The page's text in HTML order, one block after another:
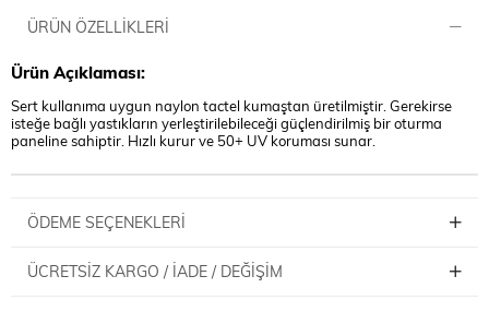
ÜRÜN ÖZELLIKLERI
Ürün Açıklaması:
Sert kullanıma uygun naylon tactel kumaştan üretilmiştir. Gerekirse
isteğe bağlı yastıkların yerleştirilebileceği güçlendirilmiş bir oturma
paneline sahiptir. Hızlı kurur ve 50+ UV koruması sunar.
ÖDEME SEÇENEKLERI
ÜCRETSIZ KARGO / İADE / DEĞIŞIM